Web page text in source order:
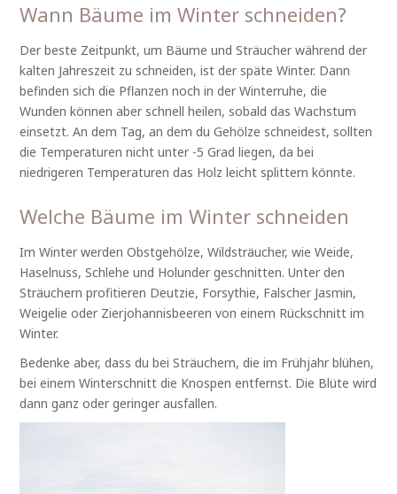
Wann Bäume im Winter schneiden?
Der beste Zeitpunkt, um Bäume und Sträucher während der
kalten Jahreszeit zu schneiden, ist der späte Winter. Dann
befinden sich die Pflanzen noch in der Winterruhe, die
Wunden können aber schnell heilen, sobald das Wachstum
einsetzt. An dem Tag, an dem du Gehölze schneidest, sollten
die Temperaturen nicht unter -5 Grad liegen, da bei
niedrigeren Temperaturen das Holz leicht splittern könnte.
Welche Bäume im Winter schneiden
Im Winter werden Obstgehölze, Wildsträucher, wie Weide,
Haselnuss, Schlehe und Holunder geschnitten. Unter den
Sträuchern profitieren Deutzie, Forsythie, Falscher Jasmin,
Weigelie oder Zierjohannisbeeren von einem Rückschnitt im
Winter.
Bedenke aber, dass du bei Sträuchern, die im Frühjahr blühen,
bei einem Winterschnitt die Knospen entfernst. Die Blüte wird
dann ganz oder geringer ausfallen.